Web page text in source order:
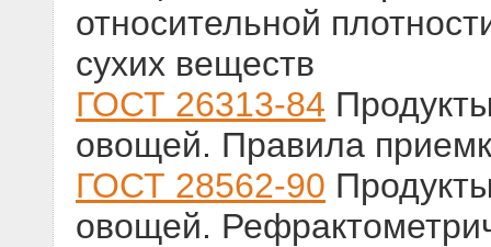
относительной
сухих веществ
ГОСТ 26313-84
овощей. Правила
ГОСТ 28562-90
овощей.